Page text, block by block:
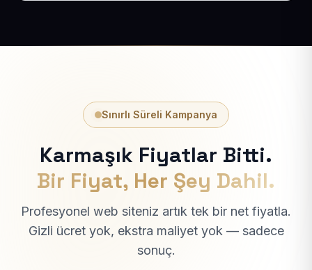
Sınırlı Süreli Kampanya
Karmaşık Fiyatlar Bitti.
Bir Fiyat, Her Şey Dahil.
Profesyonel web siteniz artık tek bir net fiyatla.
Gizli ücret yok, ekstra maliyet yok — sadece
sonuç.